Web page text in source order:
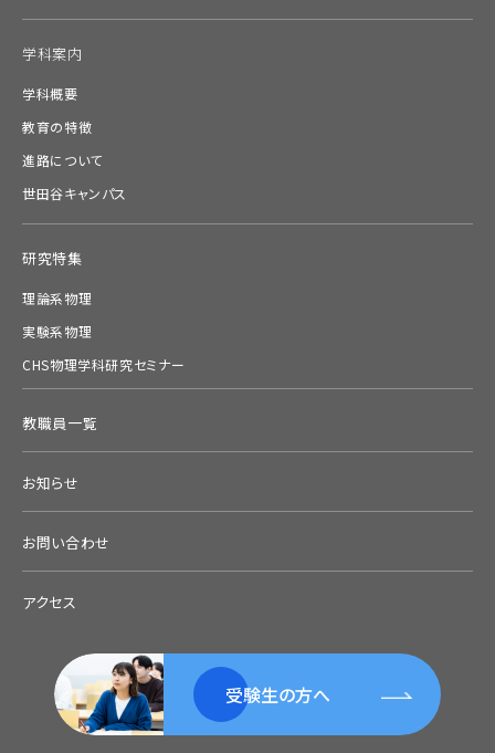
学科案内
学科概要
教育の特徴
進路について
世田谷キャンパス
研究特集
理論系物理
実験系物理
CHS物理学科研究セミナー
教職員一覧
お知らせ
お問い合わせ
アクセス
受験生の方へ